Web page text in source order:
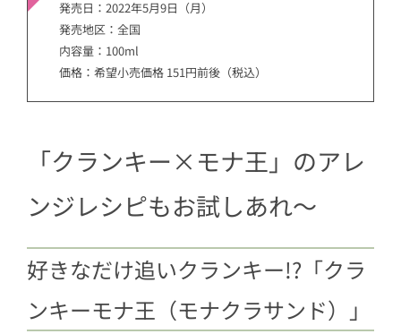
発売日：2022年5月9日（月）
発売地区：全国
内容量：100ml
価格：希望小売価格 151円前後（税込）
「クランキー×モナ王」のアレ
ンジレシピもお試しあれ～
好きなだけ追いクランキー!?「クラ
ンキーモナ王（モナクラサンド）」